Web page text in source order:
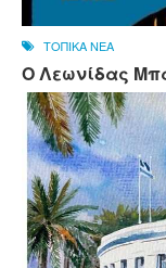
ΤΟΠΙΚΑ ΝΕΑ
Ο Λεωνίδας